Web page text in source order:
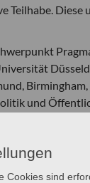
Teilhabe. Diese
Birmingham,
und
Cookies sind